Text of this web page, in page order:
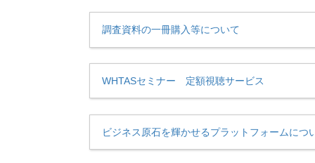
調査資料の一冊購入等について
WHTASセミナー 定額視聴サービス
ビジネス原石を輝かせるプラットフォームにつ